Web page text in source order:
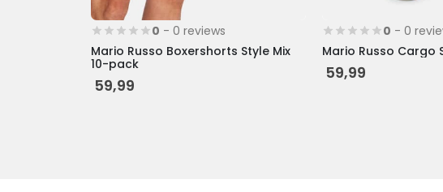
0 - 0 reviews
Mario Russo Boxershorts Style Mix
10-pack
59,99
0 - 0
Mario Russo Cargo
59,99